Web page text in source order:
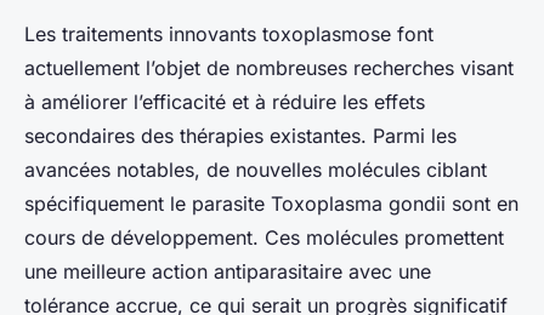
Les traitements innovants toxoplasmose font
actuellement l’objet de nombreuses recherches visant
à améliorer l’efficacité et à réduire les effets
secondaires des thérapies existantes. Parmi les
avancées notables, de nouvelles molécules ciblant
spécifiquement le parasite Toxoplasma gondii sont en
cours de développement. Ces molécules promettent
une meilleure action antiparasitaire avec une
tolérance accrue, ce qui serait un progrès significatif